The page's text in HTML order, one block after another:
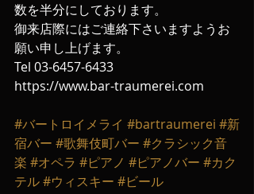
数を半分にしております。
御来店際にはご連絡下さいますようお
願い申し上げます‬。
‪Tel 03-6457-6433‬
https://www.bar-traumerei.com
#バートロイメライ #bartraumerei #新
宿バー #歌舞伎町バー #クラシック音
楽 #オペラ #ピアノ #ピアノバー #カク
テル#ウィスキー #ビール